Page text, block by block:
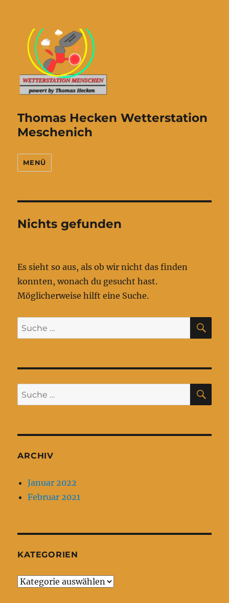
Thomas Hecken Wetterstation
Meschenich
MENÜ
Nichts gefunden
Es sieht so aus, als ob wir nicht das finden
konnten, wonach du gesucht hast.
Möglicherweise hilft eine Suche.
Suche
nach:
Suche
nach:
ARCHIV
Januar 2022
Februar 2021
KATEGORIEN
Kategorien